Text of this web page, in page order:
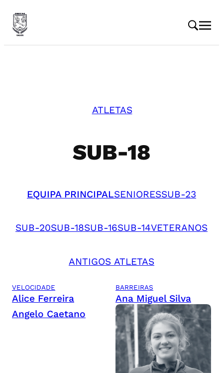
ATLETAS
SUB-18
EQUIPA PRINCIPALSENIORESSUB-23
SUB-20SUB-18SUB-16SUB-14VETERANOS
ANTIGOS ATLETAS
VELOCIDADE
Alice Ferreira
BARREIRAS
Ana Miguel Silva
Angelo Caetano